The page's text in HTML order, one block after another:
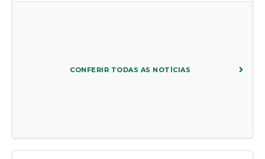
CONFERIR TODAS AS NOTÍCIAS